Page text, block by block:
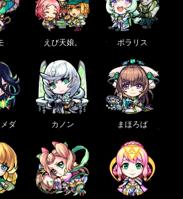
えび天娘。 ポラリス
ダ カノン まほろば